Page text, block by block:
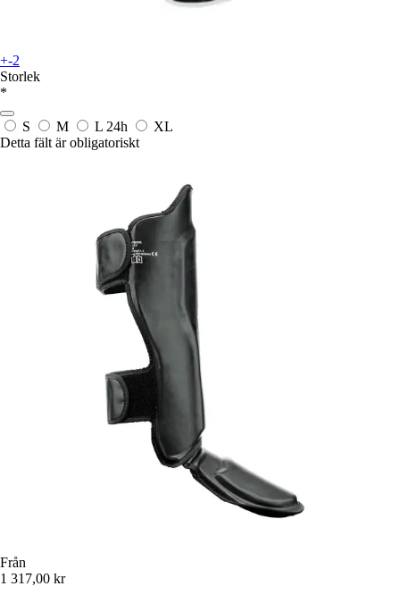
+-2
Storlek
*
S M L 24h
XL
Detta fält är obligatoriskt
Från
1 317,00 kr